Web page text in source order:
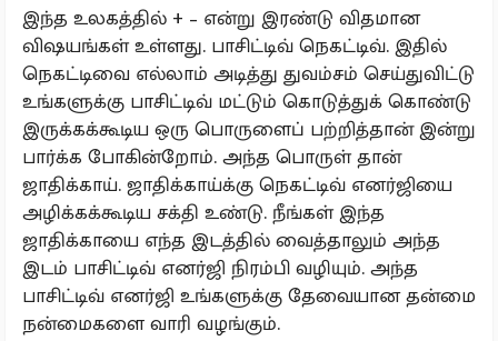
இந்த உலகத்தில் + – என்று இரண்டு விதமான
விஷயங்கள் உள்ளது. பாசிட்டிவ் நெகட்டிவ். இதில்
நெகட்டிவை எல்லாம் அடித்து துவம்சம் செய்துவிட்டு
உங்களுக்கு பாசிட்டிவ் மட்டும் கொடுத்துக் கொண்டு
இருக்கக்கூடிய ஒரு பொருளைப் பற்றித்தான் இன்று
பார்க்க போகின்றோம். அந்த பொருள் தான்
ஜாதிக்காய். ஜாதிக்காய்க்கு நெகட்டிவ் எனர்ஜியை
அழிக்கக்கூடிய சக்தி உண்டு. நீங்கள் இந்த
ஜாதிக்காயை எந்த இடத்தில் வைத்தாலும் அந்த
இடம் பாசிட்டிவ் எனர்ஜி நிரம்பி வழியும். அந்த
பாசிட்டிவ் எனர்ஜி உங்களுக்கு தேவையான தன்மை
நன்மைகளை வாரி வழங்கும்.